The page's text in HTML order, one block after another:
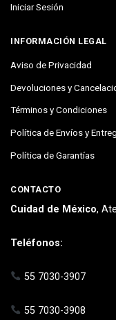
Iniciar Sesión
INFORMACIÓN LEGAL
Aviso de Privacidad
Devoluciones y
Términos y Condiciones
Política de Envíos y
Política de Garantías
CONTACTO
Cuidad de México,
Teléfonos:
55 7030-3907
55 7030-3908